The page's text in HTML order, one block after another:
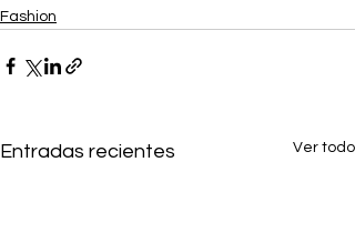
Fashion
Entradas recientes Ver todo